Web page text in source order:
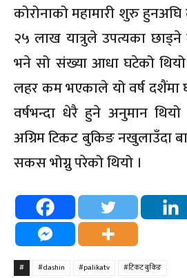
कोरोनाको महामारी शुरु
२५ लाख यात्रुले उपत्यका छाड्ने
भने सो संख्या आधा घटेको
लहर कम भएकाले यो वर्ष दशैंमा
वर्षभन्दा धेरै हुने अनुमान
अग्रिम टिकट बुकिङ नखुलाउँदा
सकस भोग्नु परेको थियो ।
# #dashin #palikatv #टिकट बुकिङ